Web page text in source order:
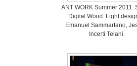
ANT WORK Summer 2011.
Digital Wood. Light
Emanuel Sammartano,
Incerti Telani.